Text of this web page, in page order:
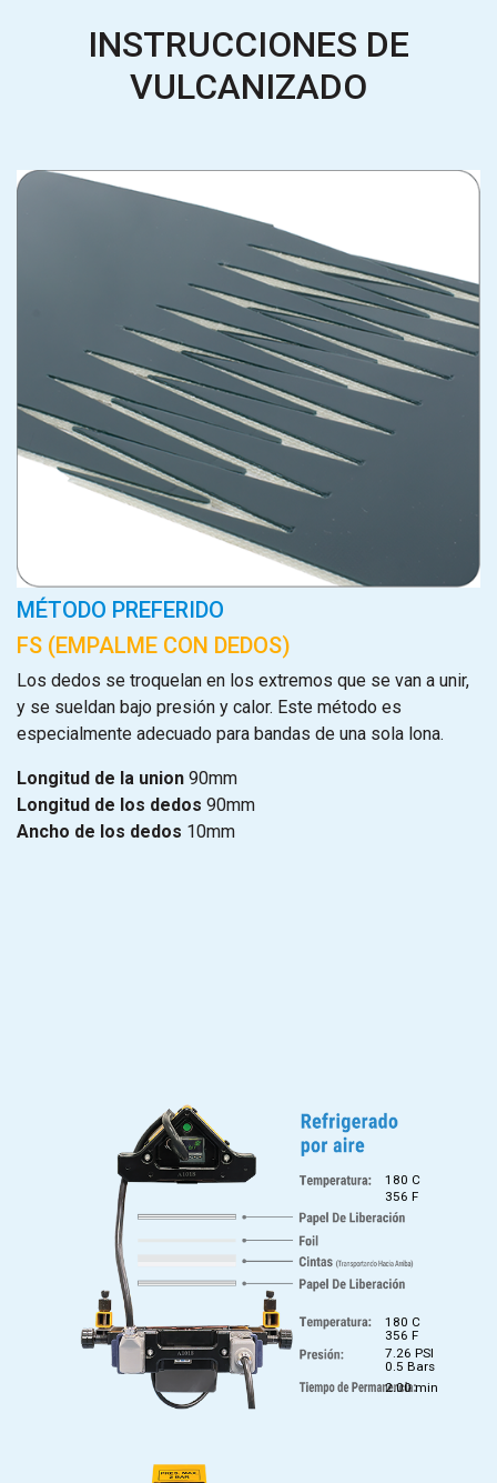
INSTRUCCIONES DE
VULCANIZADO
MÉTODO PREFERIDO
FS (EMPALME CON DEDOS)
Los dedos se troquelan en los extremos que se van a unir,
y se sueldan bajo presión y calor. Este método es
especialmente adecuado para bandas de una sola lona.
Longitud de la union 90mm
Longitud de los dedos 90mm
Ancho de los dedos 10mm
180 C
356 F
180 C
356 F
7.26 PSI
0.5 Bars
2.00 min